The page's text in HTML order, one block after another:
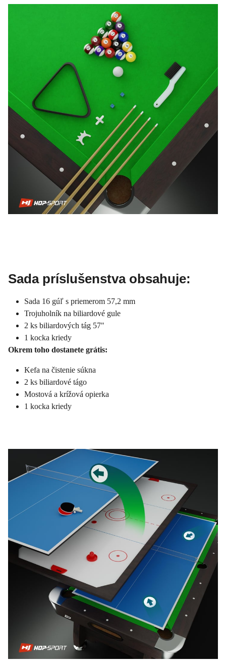
Sada príslušenstva obsahuje:
Sada 16 gúľ s priemerom 57,2 mm
Trojuholník na biliardové gule
2 ks biliardových tág 57"
1 kocka kriedy
Okrem toho dostanete grátis:
Kefa na čistenie súkna
2 ks biliardové tágo
Mostová a krížová opierka
1 kocka kriedy